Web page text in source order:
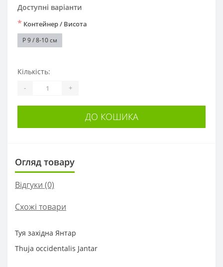
Доступні варіанти
* Контейнер / Висота
P 9 / 8-10 см
Кількість:
- +
ДО КОШИКА
Огляд товару
Відгуки (0)
Схожі товари
Туя західна Янтар
Thuja occidentalis Jantar